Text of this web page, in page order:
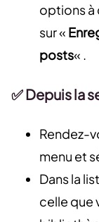
options à
sur «
posts« .
✅ Depuis la
Rendez-
menu et
Dans la
celle que